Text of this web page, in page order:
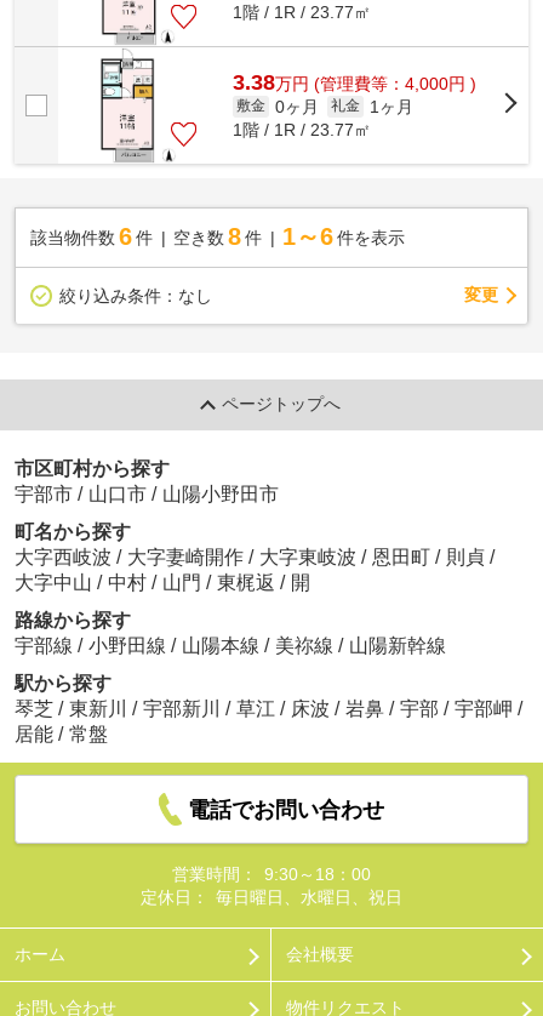
1階 / 1R / 23.77㎡
3.38万円 (管理費等：4,000円 )
敷金 0ヶ月 礼金
1ヶ月
1階 / 1R / 23.77㎡
該当物件数 6件 空き数 8 件 1～6 件を表示
絞り込み条件： なし 変更
ページトップへ
市区町村から探す
宇部市 / 山口市 / 山陽小野田市
町名から探す
大字西岐波 / 大字妻崎開作 / 大字東岐波 / 恩田町 / 則貞 /
大字中山 / 中村 / 山門 / 東梶返 / 開
路線から探す
宇部線 / 小野田線 / 山陽本線 / 美祢線 / 山陽新幹線
駅から探す
琴芝 / 東新川 / 宇部新川 / 草江 / 床波 / 岩鼻 / 宇部 / 宇部岬 /
居能 / 常盤
電話でお問い合わせ
営業時間：
9:30～18：00
定休日：
毎日曜日、水曜日、祝日
ホーム 会社概要
お問い合わせ 物件リクエスト